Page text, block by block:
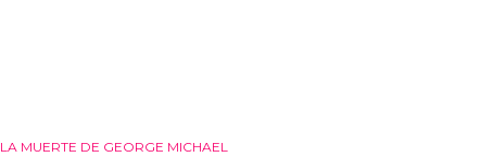
LA MUERTE DE GEORGE MICHAEL